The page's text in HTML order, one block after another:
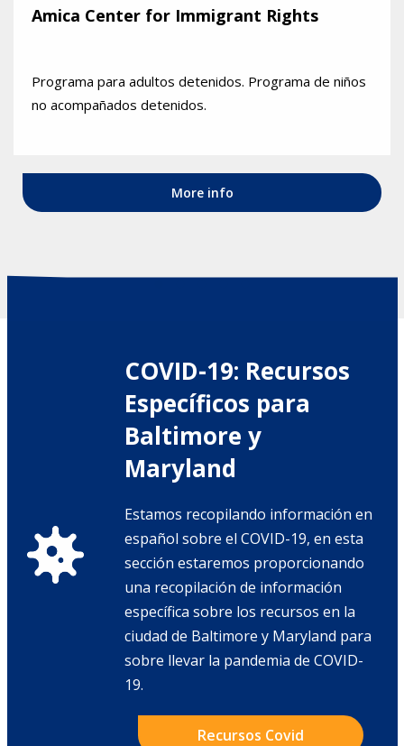
Amica Center for Immigrant Rights
Programa para adultos detenidos. Programa de niños
no acompañados detenidos.
More info
COVID-19: Recursos
Específicos para
Baltimore y
Maryland
Estamos recopilando información en
español sobre el COVID-19, en esta
sección estaremos proporcionando
una recopilación de información
específica sobre los recursos en la
ciudad de Baltimore y Maryland para
sobre llevar la pandemia de COVID-
19.
Recursos Covid